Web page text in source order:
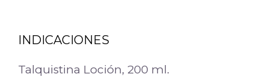
INDICACIONES
Talquistina Loción, 200 ml.